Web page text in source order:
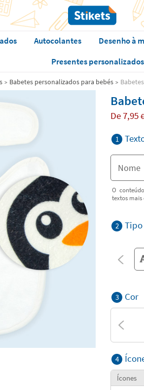
Autocolantes Desenho à
Presentes personalizados
Babetes personalizados para bebés
De7,95 €
1
O
textos
2
3 Cor
4
Ícones